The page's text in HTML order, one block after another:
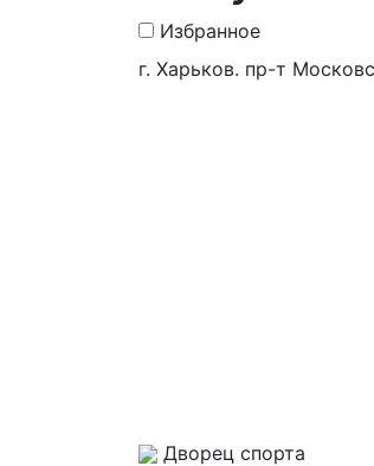
Избранное
г. Харьков. пр-т
Дворец спорта